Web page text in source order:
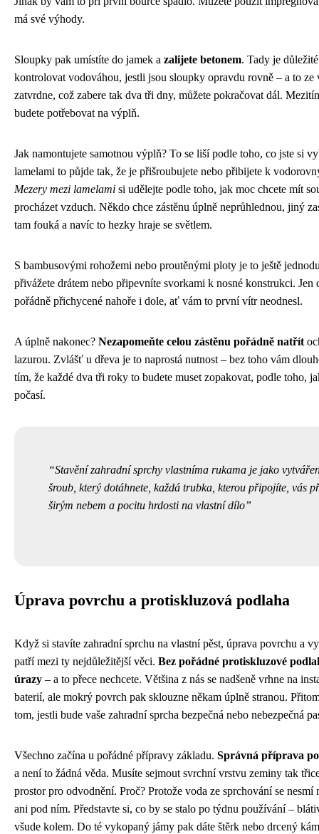
má své výhody.
Sloupky pak umístíte do jamek a zalijete betonem. Tady je
kontrolovat vodováhou, jestli jsou sloupky opravdu rovně – a to ze
zatvrdne, což zabere tak dva tři dny, můžete pokračovat dál.
budete potřebovat na výplň.
Jak namontujete samotnou výplň? To se liší podle toho, co jste si
lamelami to půjde tak, že je přišroubujete nebo přibijete k
Mezery mezi lamelami si udělejte podle toho, jak moc chcete mít
procházet vzduch. Někdo chce zástěnu úplně neprůhlednou, jiný
tam fouká a navíc to hezky hraje se světlem.
S bambusovými rohožemi nebo proutěnými ploty je to ještě
přivážete drátem nebo připevníte svorkami k nosné konstrukci. Jen
pořádně přichycené nahoře i dole, ať vám to první vítr neodnesl.
A úplně nakonec? Nezapomeňte celou zástěnu pořádně natřít
lazurou. Zvlášť u dřeva je to naprostá nutnost – bez toho vám
tím, že každé dva tři roky to budete muset zopakovat, podle toho,
počasí.
Stavění zahradní sprchy vlastníma rukama je jako
šroub, který dotáhnete, každá trubka, kterou připojíte, vás
širým nebem a pocitu hrdosti na vlastní dílo
Úprava povrchu a protiskluzová podlaha
Když si stavíte zahradní sprchu na vlastní pěst, úprava povrchu a
patří mezi ty nejdůležitější věci. Bez pořádné protiskluzové
úrazy – a to přece nechcete. Většina z nás se nadšeně vrhne na
baterií, ale mokrý povrch pak sklouzne někam úplně stranou.
tom, jestli bude vaše zahradní sprcha bezpečná nebo nebezpečná
Všechno začína u pořádné přípravy základu. Správná příprava
a není to žádná věda. Musíte sejmout svrchní vrstvu zeminy tak
prostor pro odvodnění. Proč? Protože voda ze sprchování se
ani pod ním. Představte si, co by se stalo po týdnu používání –
všude kolem. Do té vykopaný jámy pak dáte štěrk nebo drcený